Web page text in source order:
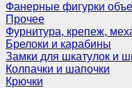
Фанерные фигурки
Прочее
Фурнитура, крепеж,
Брелоки и карабины
Замки для шкатулок и
Колпачки и шапочки
Крючки